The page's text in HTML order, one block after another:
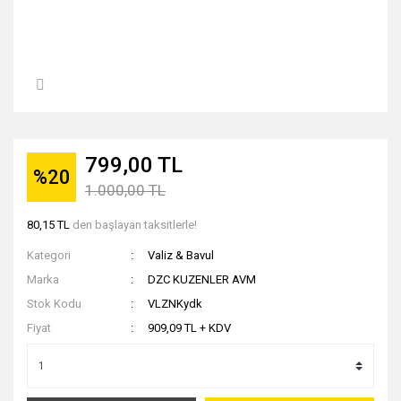
%20 799,00 TL
1.000,00 TL
80,15 TL den başlayan taksitlerle!
Kategori
Valiz & Bavul
Marka
DZC KUZENLER AVM
Stok Kodu
VLZNKydk
Fiyat
909,09 TL + KDV